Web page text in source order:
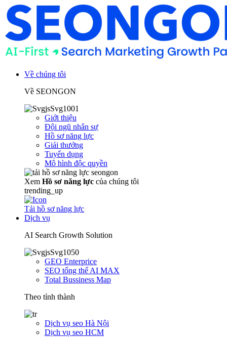
Về chúng tôi
Về SEONGON
Giới thiệu
Đội ngũ nhân sự
Hồ sơ năng lực
Giải thưởng
Tuyển dụng
Mô hình độc quyền
Xem Hồ sơ năng lực của chúng tôi
trending_up
Tải hồ sơ năng lực
Dịch vụ
AI Search Growth Solution
GEO Enterprice
SEO tổng thể AI MAX
Total Bussiness Map
Theo tỉnh thành
Dịch vụ seo Hà Nội
Dịch vụ seo HCM